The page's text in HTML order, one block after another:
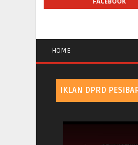
HOME
IKLAN DPRD